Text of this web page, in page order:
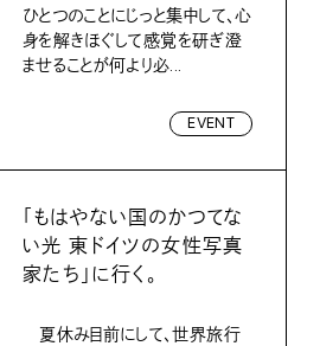
ひとつのことにじっと集中して、心
身を解きほぐして感覚を研ぎ澄
ませることが何より必...
EVENT
「もはやない国のかつてな
い光 東ドイツの女性写真
家たち」に行く。
夏休み目前にして、世界旅行